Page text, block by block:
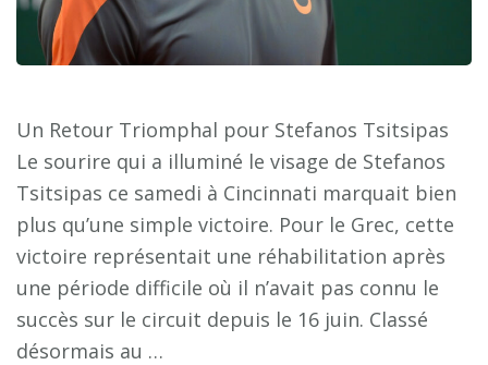
Un Retour Triomphal pour Stefanos Tsitsipas
Le sourire qui a illuminé le visage de Stefanos
Tsitsipas ce samedi à Cincinnati marquait bien
plus qu’une simple victoire. Pour le Grec, cette
victoire représentait une réhabilitation après
une période difficile où il n’avait pas connu le
succès sur le circuit depuis le 16 juin. Classé
désormais au …